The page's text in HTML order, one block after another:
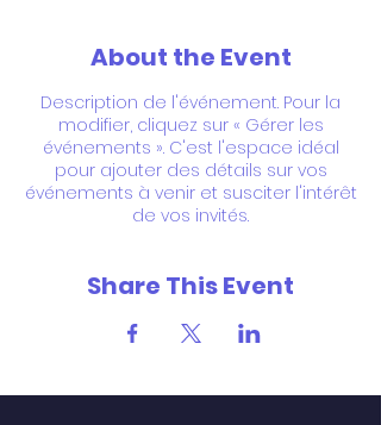
About the Event
Description de l'événement. Pour la
modifier, cliquez sur « Gérer les
événements ». C'est l'espace idéal
pour ajouter des détails sur vos
événements à venir et susciter l'intérêt
de vos invités.
Share This Event